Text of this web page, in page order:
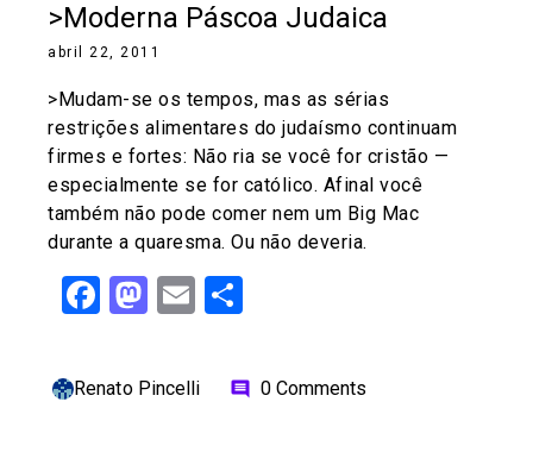
>Moderna Páscoa Judaica
abril 22, 2011
>Mudam-se os tempos, mas as sérias
restrições alimentares do judaísmo continuam
firmes e fortes: Não ria se você for cristão —
especialmente se for católico. Afinal você
também não pode comer nem um Big Mac
durante a quaresma. Ou não deveria.
Facebook
Mastodon
Email
Renato Pincelli comment 0 Comments